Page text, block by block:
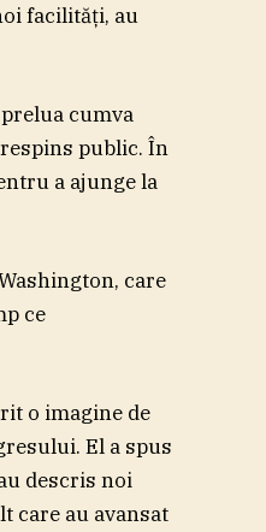
facilităţi, au
cumva
public. În
a ajunge la
care
ce
o imagine de
El a spus
descris noi
care au avansat